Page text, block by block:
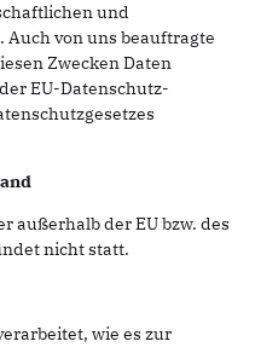
und
von uns beauftragte
Zwecken Daten
EU-Datenschutz-
außerhalb der EU bzw. des
nicht statt.
wie es zur